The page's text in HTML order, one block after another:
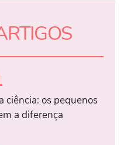
ciência: os pequenos
a diferença